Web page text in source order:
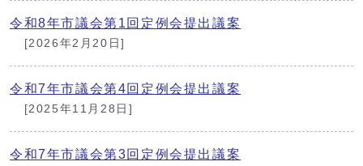
令和8年市議会第1回定例会提出議案
[2026年2月20日]
令和7年市議会第4回定例会提出議案
[2025年11月28日]
令和7年市議会第3回定例会提出議案